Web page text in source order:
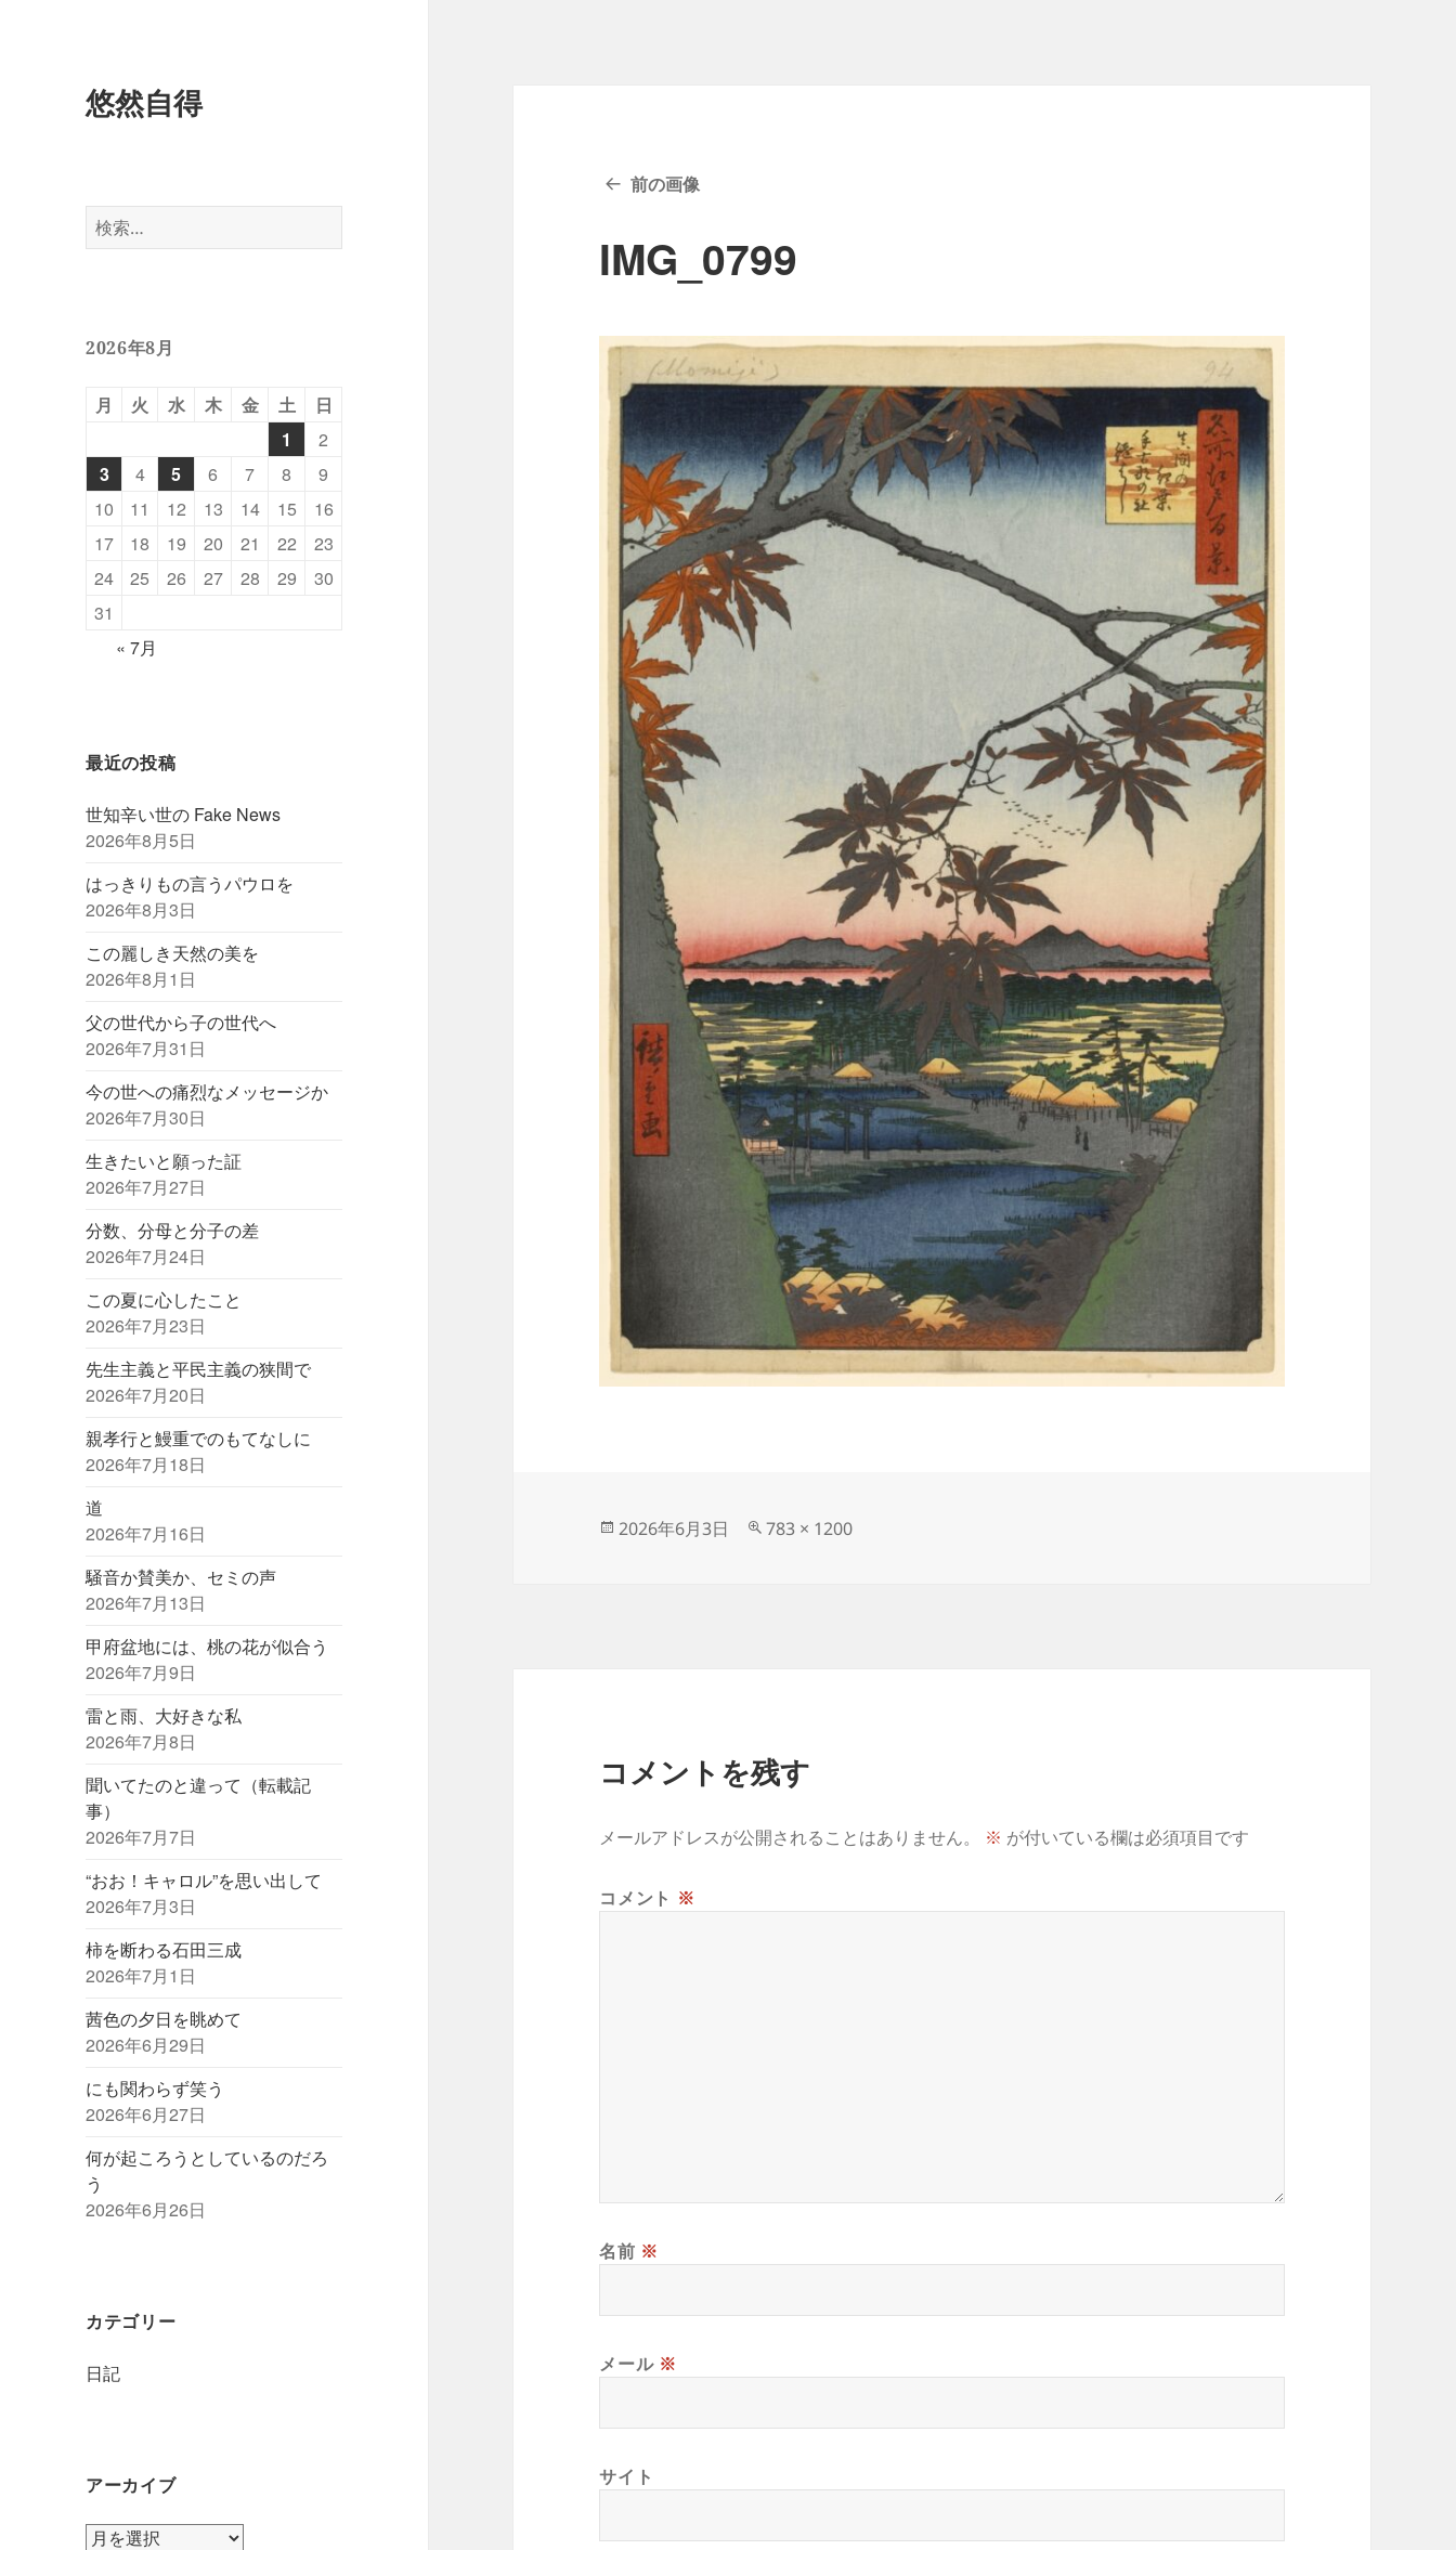
悠然自得
検
索:
2026年8月
月 火 水 木 金 土
日
1
2
3
4 5 6 7 8
9
10
11 12 13 14 15
16
17
18 19 20 21 22
23
24
25 26 27 28 29
30
31
« 7月
最近の投稿
世知辛い世の Fake News
2026年8月5日
はっきりもの言うパウロを
2026年8月3日
この麗しき天然の美を
2026年8月1日
父の世代から子の世代へ
2026年7月31日
今の世への痛烈なメッセージか
2026年7月30日
生きたいと願った証
2026年7月27日
分数、分母と分子の差
2026年7月24日
この夏に心したこと
2026年7月23日
先生主義と平民主義の狭間で
2026年7月20日
親孝行と鰻重でのもてなしに
2026年7月18日
道
2026年7月16日
騒音か賛美か、セミの声
2026年7月13日
甲府盆地には、桃の花が似合う
2026年7月9日
雷と雨、大好きな私
2026年7月8日
聞いてたのと違って（転載記
事）
2026年7月7日
“おお！キャロル”を思い出して
2026年7月3日
柿を断わる石田三成
2026年7月1日
茜色の夕日を眺めて
2026年6月29日
にも関わらず笑う
2026年6月27日
何が起ころうとしているのだろ
う
2026年6月26日
カテゴリー
日記
アーカイブ
ア
前の画像
IMG_0799
投
2026年6月3日
フ
783 × 1200
コメントを残す
メールアドレスが公開されることはありません。 ※ が付いている欄は必須項目です
コメント ※
名前 ※
メール ※
サイト